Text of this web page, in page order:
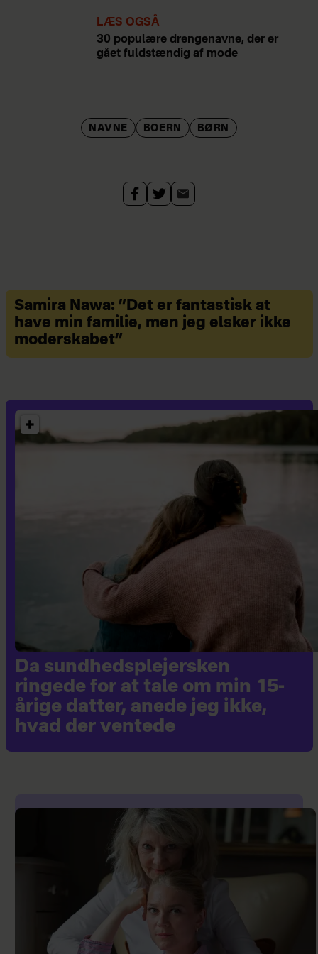
LÆS OGSÅ
30 populære drengenavne, der er
gået fuldstændig af mode
NAVNE BOERN BØRN
Samira Nawa: ”Det er fantastisk at
have min familie, men jeg elsker ikke
moderskabet”
Da sundhedsplejersken
ringede for at tale om min 15-
årige datter, anede jeg ikke,
hvad der ventede